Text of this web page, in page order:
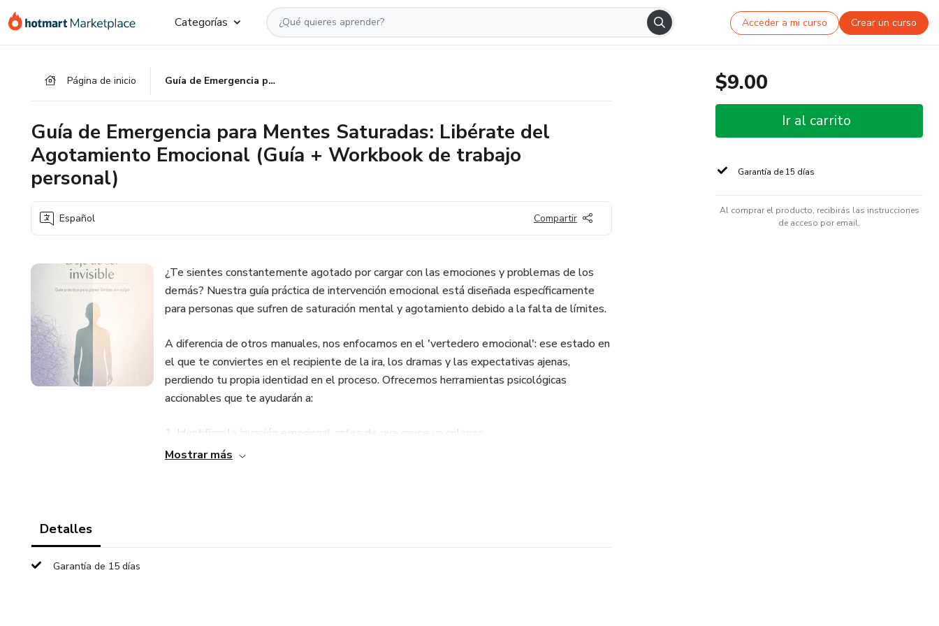
Categorías Acceder a mi curso Crear un curso
Página de inicio Guía de Emergencia para Mentes Saturadas: Libérate del Agotamiento Emocional (Guía + Workbook de trabajo personal)
Guía de Emergencia para Mentes Saturadas: Libérate del
Agotamiento Emocional (Guía + Workbook de trabajo
personal)
Español Compartir
¿Te sientes constantemente agotado por cargar con las emociones y problemas de los
demás? Nuestra guía práctica de intervención emocional está diseñada específicamente
para personas que sufren de saturación mental y agotamiento debido a la falta de límites.
A diferencia de otros manuales, nos enfocamos en el 'vertedero emocional': ese estado en
el que te conviertes en el recipiente de la ira, los dramas y las expectativas ajenas,
perdiendo tu propia identidad en el proceso. Ofrecemos herramientas psicológicas
accionables que te ayudarán a:
1. Identificar la invasión emocional antes de que cause un colapso.
Mostrar más
Detalles
Garantía de 15 días
$9.00
Ir al carrito
Garantía de 15 días
Al comprar el producto, recibirás las instrucciones
de acceso por email.